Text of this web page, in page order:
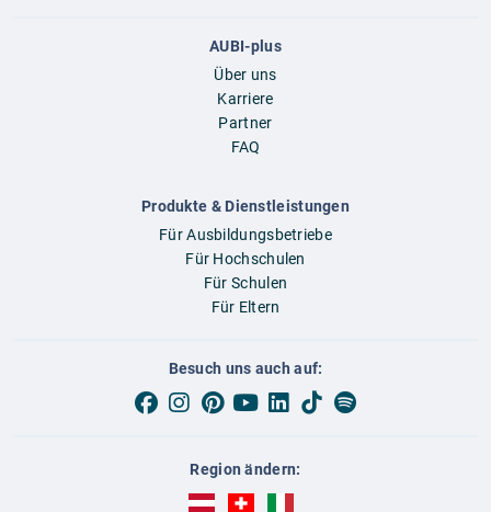
AUBI-plus
Über uns
Karriere
Partner
FAQ
Produkte & Dienstleistungen
Für Ausbildungsbetriebe
Für Hochschulen
Für Schulen
Für Eltern
Besuch uns auch auf:
Region ändern:
AUBI-plus Österreich (deutsch)
AUBI-plus Schweiz (deutsch)
AUBI-plus Italien (deutsch)